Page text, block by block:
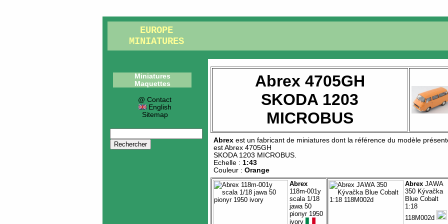
EUROPE
MINIATURES
Miniatures
Maquettes
@ Contact
English
Sitemap
Abrex 4705GH
SKODA 1203
MICROBUS
Abrex est un fabricant de miniatures dont la référence du modèle
estAbrex 4705GH
SKODA 1203 MICROBUS
Echelle : 1:43
Couleur :Orange
Abrex
118m-001y
scala 1/18
jawa 50
pionyr 1950
ivory
AbrexJAWA
350 Kývačka
Blue Cobalt
1:18
118M002d